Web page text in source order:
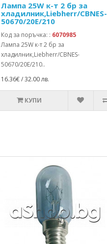
Лампа 25W к-т 2 бр за
хладилник,Liebherr/CBNES-
50670/20E/210
Код за поръчка: : 6070985
Лампа 25W к-т 2 бр за
хладилник,Liebherr/CBNES-
50670/20E/210..
16.36€ / 32.00 лв.
КУПИ